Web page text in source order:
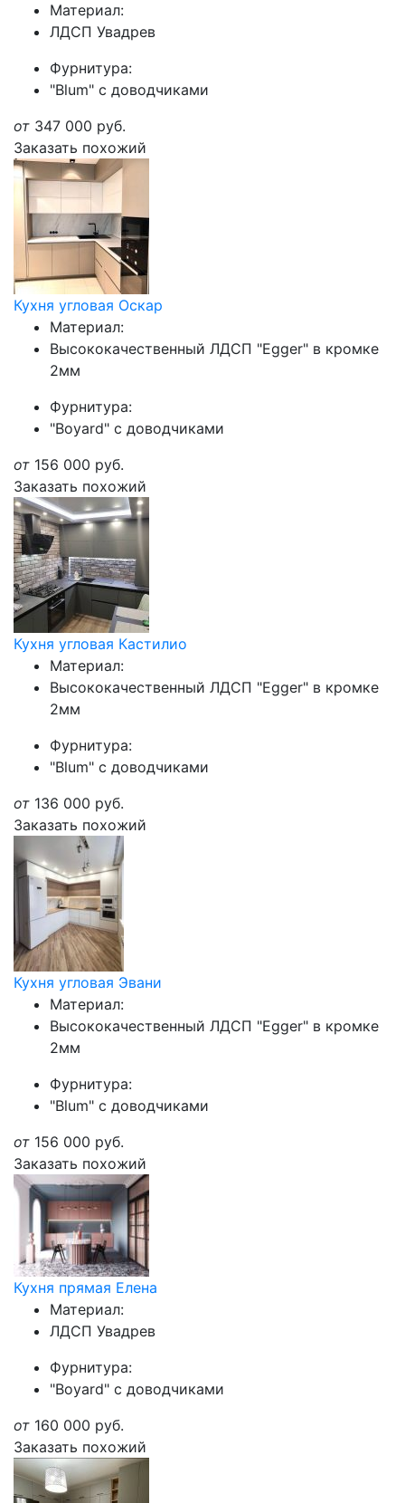
Материал:
ЛДСП Увадрев
Фурнитура:
"Blum" с доводчиками
от 347 000 руб.
Заказать похожий
Кухня угловая Оскар
Материал:
Высококачественный ЛДСП "Egger" в кромке
2мм
Фурнитура:
"Boyard" с доводчиками
от 156 000 руб.
Заказать похожий
Кухня угловая Кастилио
Материал:
Высококачественный ЛДСП "Egger" в кромке
2мм
Фурнитура:
"Blum" с доводчиками
от 136 000 руб.
Заказать похожий
Кухня угловая Эвани
Материал:
Высококачественный ЛДСП "Egger" в кромке
2мм
Фурнитура:
"Blum" с доводчиками
от 156 000 руб.
Заказать похожий
Кухня прямая Елена
Материал:
ЛДСП Увадрев
Фурнитура:
"Boyard" с доводчиками
от 160 000 руб.
Заказать похожий